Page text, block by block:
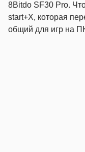
8Bitdo SF30 Pro.
start+X, которая
общий для игр на